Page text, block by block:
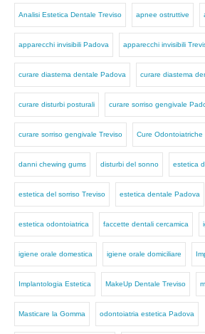
Analisi Estetica Dentale Treviso apnee ostruttive
apparecchi invisibili Padova apparecchi invisibili
curare diastema dentale Padova curare diastema
curare disturbi posturali curare sorriso gengivale
curare sorriso gengivale Treviso Cure Odontoiatriche
danni chewing gums disturbi del sonno estetica
estetica del sorriso Treviso estetica dentale Padova
estetica odontoiatrica faccette dentali cercamica
igiene orale domestica igiene orale domiciliare
Implantologia Estetica MakeUp Dentale Treviso
Masticare la Gomma odontoiatria estetica Padova